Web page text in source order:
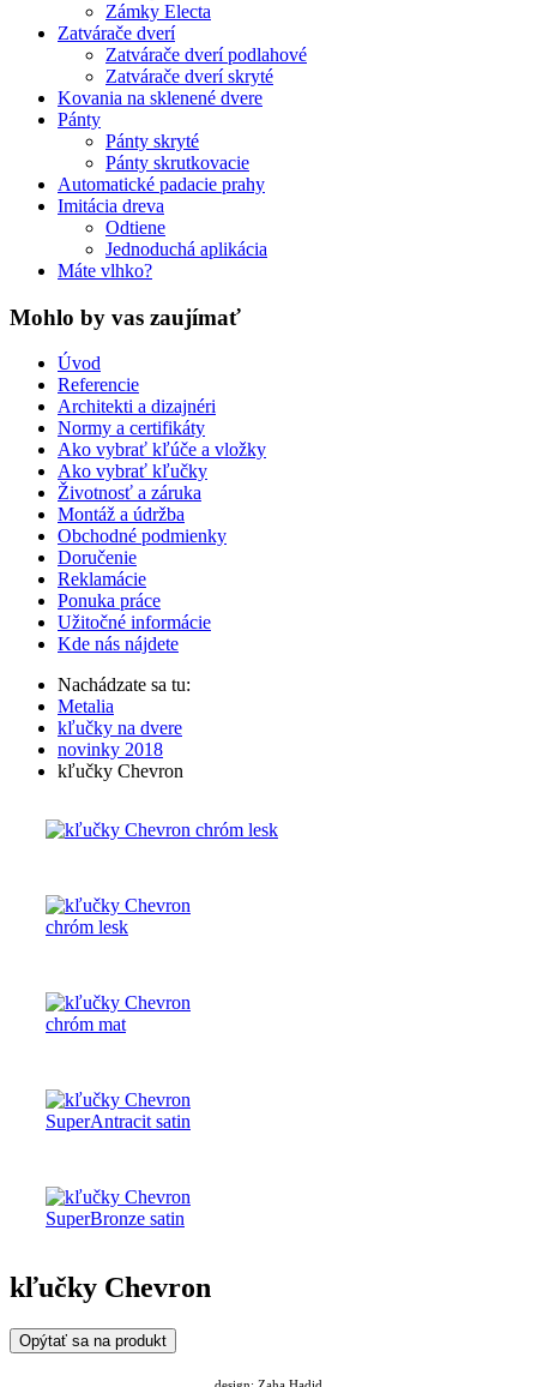
Zámky Electa
Zatvárače dverí
Zatvárače dverí podlahové
Zatvárače dverí skryté
Kovania na sklenené dvere
Pánty
Pánty skryté
Pánty skrutkovacie
Automatické padacie prahy
Imitácia dreva
Odtiene
Jednoduchá aplikácia
Máte vlhko?
Mohlo by vas zaujímať
Úvod
Referencie
Architekti a dizajnéri
Normy a certifikáty
Ako vybrať kľúče a vložky
Ako vybrať kľučky
Životnosť a záruka
Montáž a údržba
Obchodné podmienky
Doručenie
Reklamácie
Ponuka práce
Užitočné informácie
Kde nás nájdete
Nachádzate sa tu:
Metalia
kľučky na dvere
novinky 2018
kľučky Chevron
kľučky Chevron
Opýtať sa na produkt